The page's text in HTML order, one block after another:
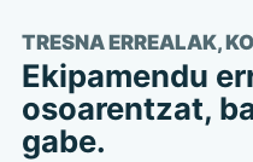
TRESNA ERREALAK,
Ekipamendu
osoarentzat,
gabe.